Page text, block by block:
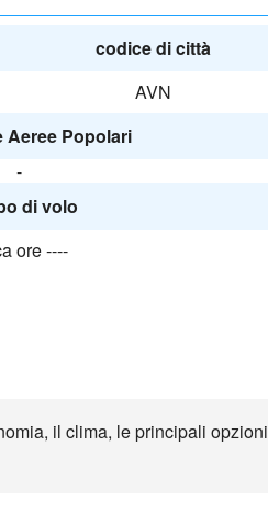
codice di città
AVN
Aeree Popolari
-
di volo
ore ----
il clima, le principali opzioni